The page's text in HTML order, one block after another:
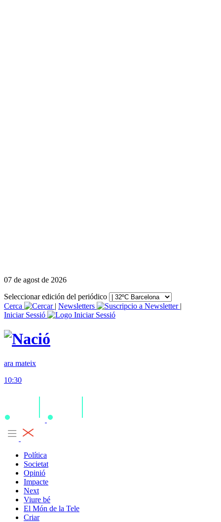
07 de agost de 2026
Seleccionar edición del periódico
Cerca
| Newsletters
|
Iniciar Sessió
ara mateix
10:30
Política
Societat
Opinió
Impacte
Next
Viure bé
El Món de la Tele
Criar